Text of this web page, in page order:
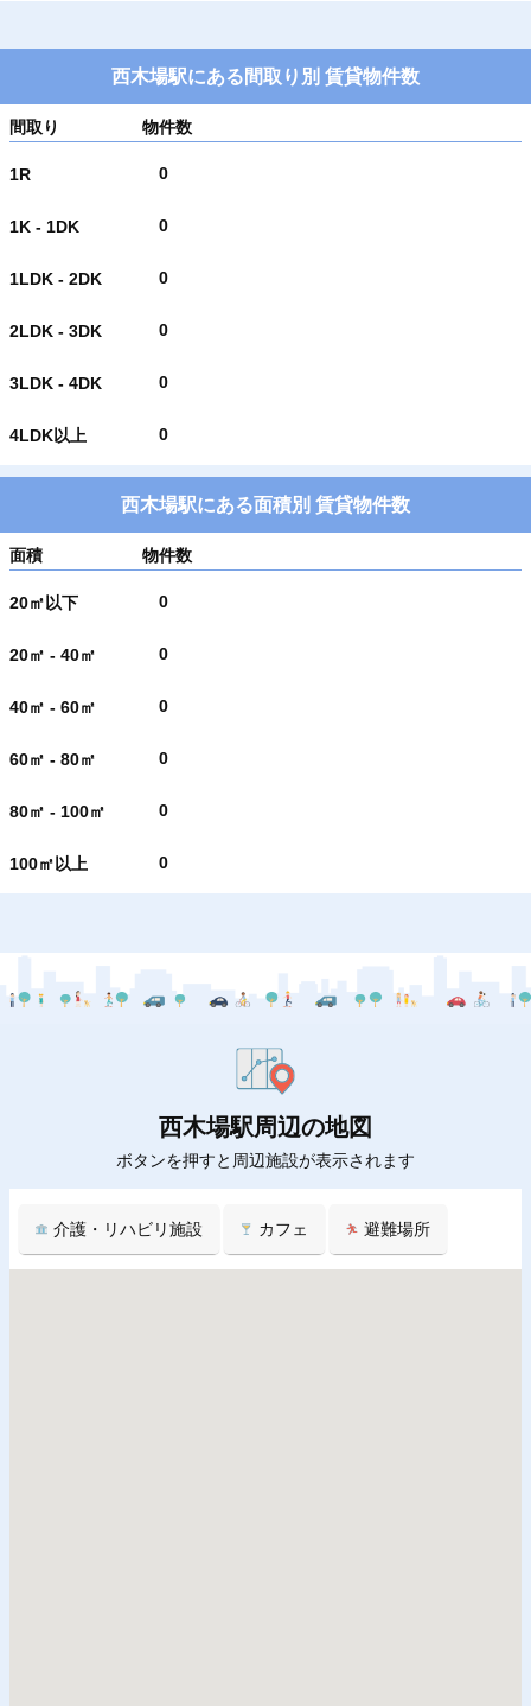
西木場駅にある間取り別 賃貸物件数
間取り 物件数
1R 0
1K - 1DK 0
1LDK - 2DK 0
2LDK - 3DK 0
3LDK - 4DK 0
4LDK以上 0
西木場駅にある面積別 賃貸物件数
面積 物件数
20㎡以下 0
20㎡ - 40㎡ 0
40㎡ - 60㎡ 0
60㎡ - 80㎡ 0
80㎡ - 100㎡ 0
100㎡以上 0
西木場駅周辺の地図
ボタンを押すと周辺施設が表示されます
介護・リハビリ施設 カフェ 避難場所